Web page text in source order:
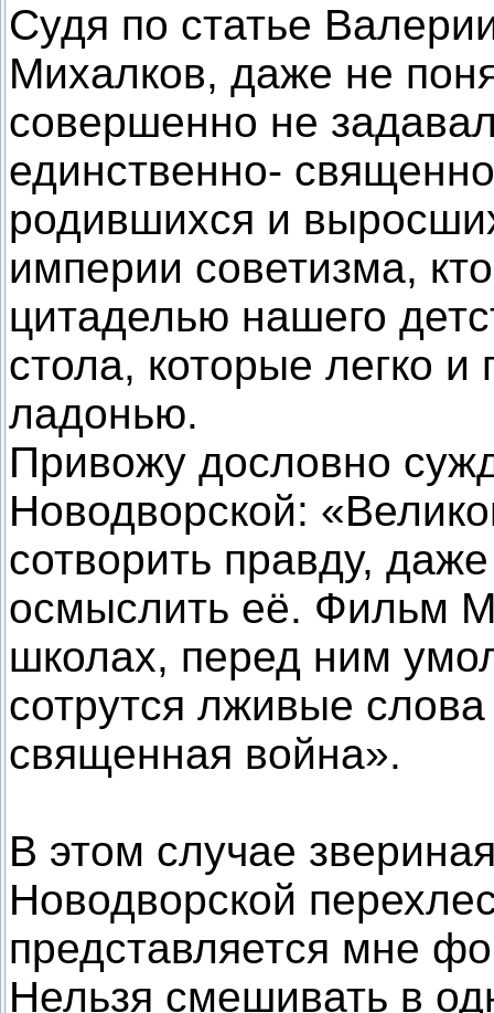
Судя по статье
Михалков, даже не
совершенно не
единственно-
родившихся и
империи советизма,
цитаделью нашего
стола, которые легко
ладонью.
Привожу дословно
Новодворской:
сотворить правду,
осмыслить её. Фильм
школах, перед ним
сотрутся лживые
священная война».
В этом случае
Новодворской
представляется мне
Нельзя смешивать в